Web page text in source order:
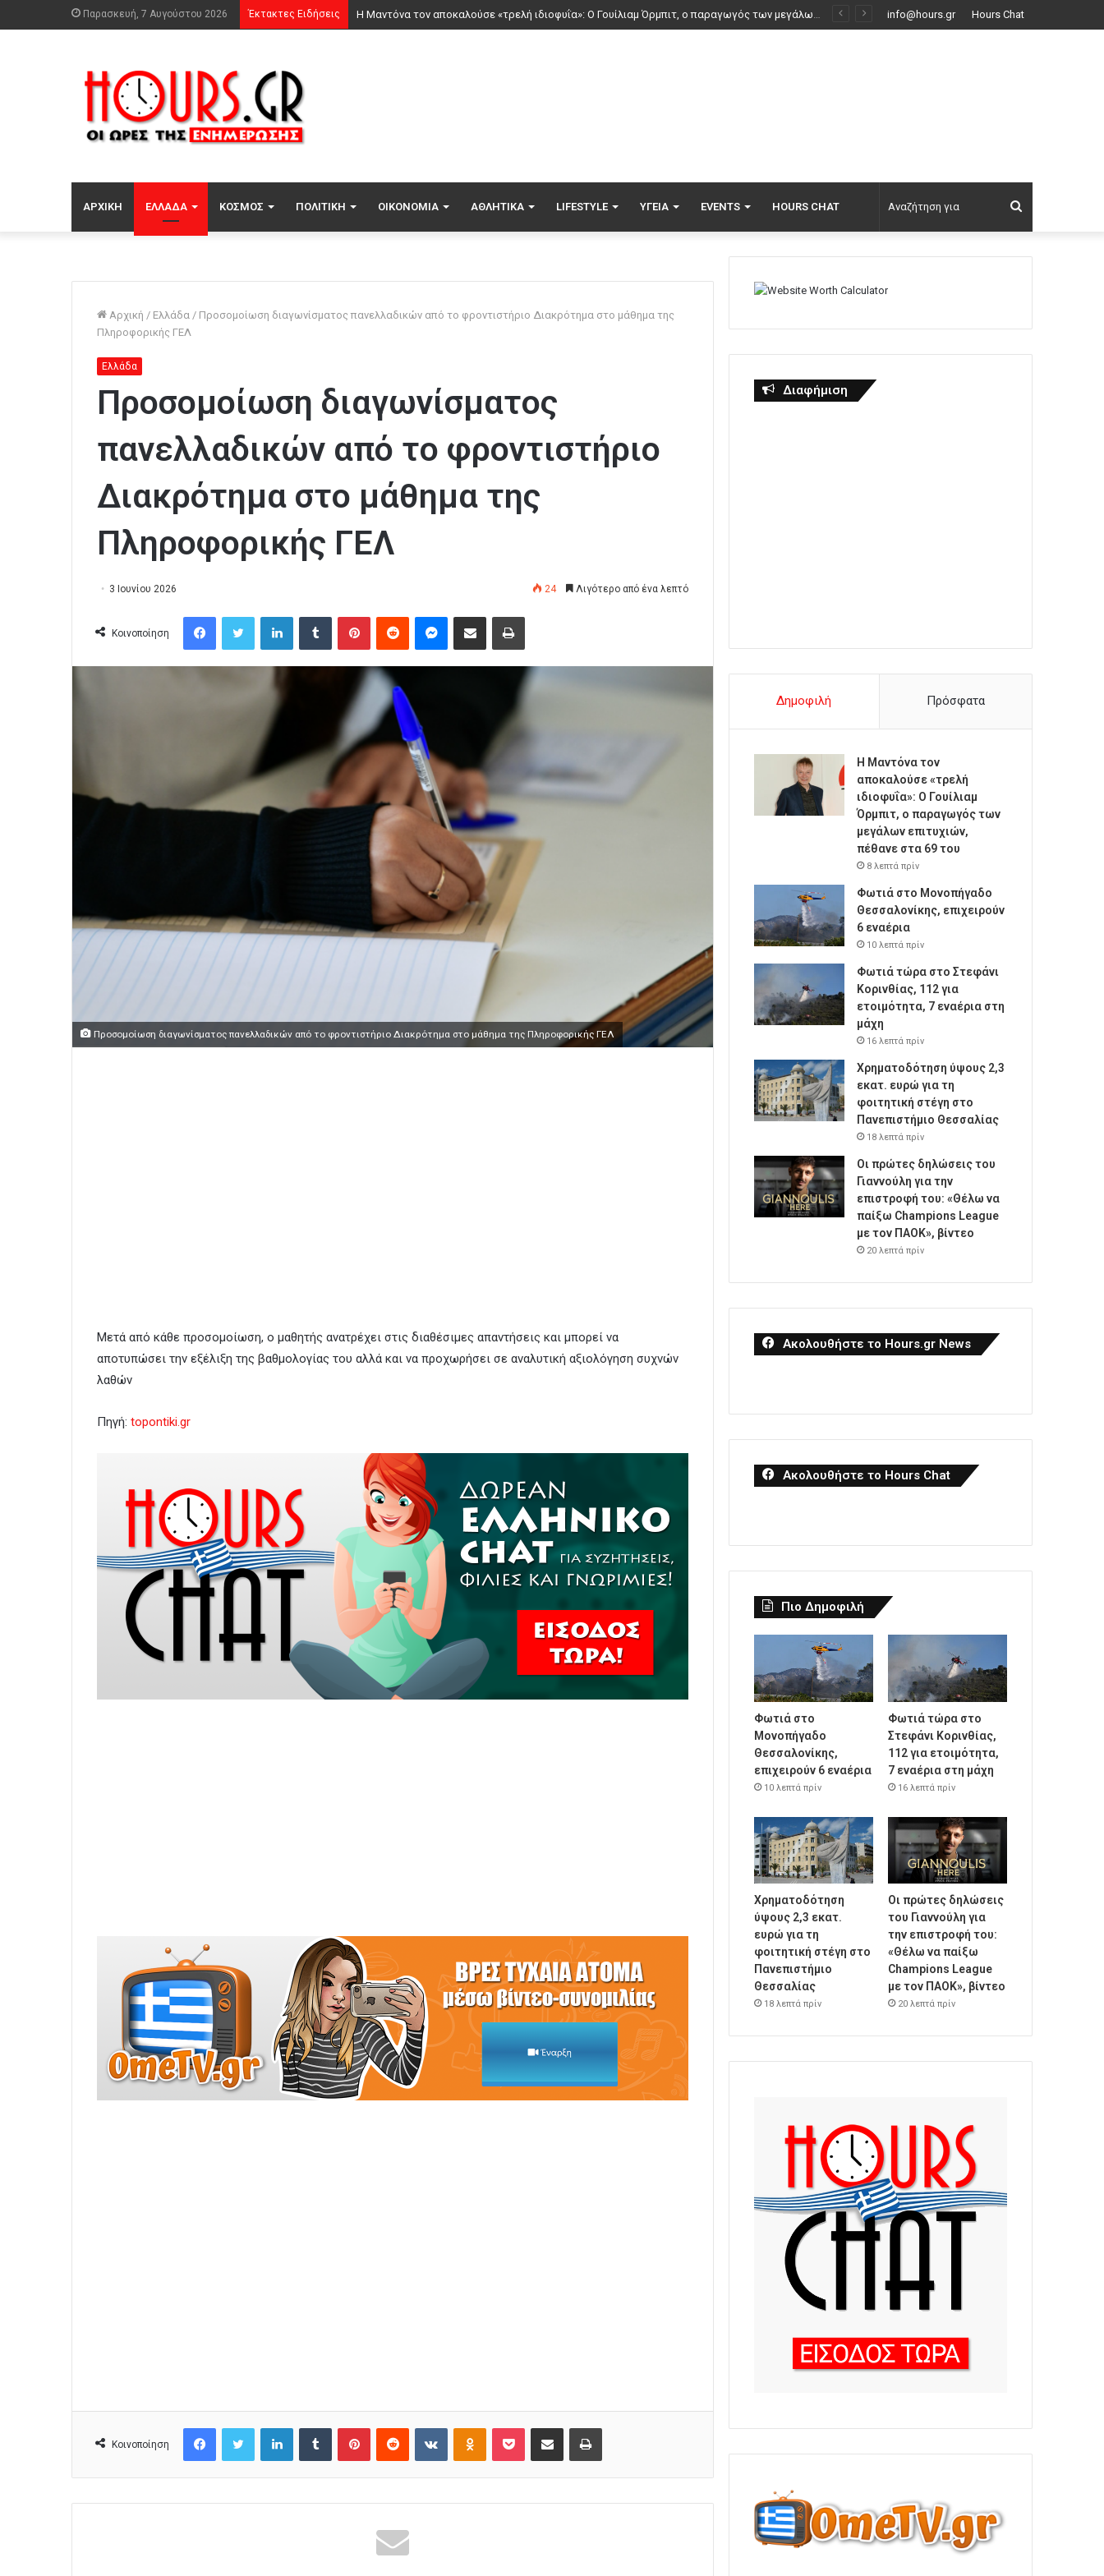
Παρασκευή, 7 Αυγούστου 2026 Έκτακτες Ειδήσεις Φωτιά στο Μονοπήγαδο Θεσσαλονίκης, επιχειρούν 6 εναέρια info@hours.gr Hours Chat
ΑΡΧΙΚΉ ΕΛΛΆΔΑ ΚΌΣΜΟΣ ΠΟΛΙΤΙΚΉ ΟΙΚΟΝΟΜΊΑ ΑΘΛΗΤΙΚΆ LIFESTYLE ΥΓΕΊΑ EVENTS HOURS CHAT
για
Αρχική / Ελλάδα / Προσομοίωση διαγωνίσματος πανελλαδικών από το φροντιστήριο Διακρότημα στο μάθημα της
Πληροφορικής ΓΕΛ
Ελλάδα
Προσομοίωση διαγωνίσματος
πανελλαδικών από το φροντιστήριο
Διακρότημα στο μάθημα της
Πληροφορικής ΓΕΛ
3 Ιουνίου 2026 24 Λιγότερο από ένα λεπτό
Κοινοποίηση
Προσομοίωση διαγωνίσματος πανελλαδικών από το φροντιστήριο Διακρότημα στο μάθημα της Πληροφορικής ΓΕΛ
Μετά από κάθε προσομοίωση, ο μαθητής ανατρέχει στις διαθέσιμες απαντήσεις και μπορεί να
αποτυπώσει την εξέλιξη της βαθμολογίας του αλλά και να προχωρήσει σε αναλυτική αξιολόγηση συχνών
λαθών
Πηγή: topontiki.gr
Κοινοποίηση
Διαφήμιση
Δημοφιλή Πρόσφατα
Η Μαντόνα τον
αποκαλούσε «τρελή
ιδιοφυΐα»: Ο Γουίλιαμ
Όρμπιτ, ο παραγωγός των
μεγάλων επιτυχιών,
πέθανε στα 69 του
8 λεπτά πρίν
Φωτιά στο Μονοπήγαδο
Θεσσαλονίκης, επιχειρούν
6 εναέρια
10 λεπτά πρίν
Φωτιά τώρα στο Στεφάνι
Κορινθίας, 112 για
ετοιμότητα, 7 εναέρια στη
μάχη
16 λεπτά πρίν
Χρηματοδότηση ύψους 2,3
εκατ. ευρώ για τη
φοιτητική στέγη στο
Πανεπιστήμιο Θεσσαλίας
18 λεπτά πρίν
Οι πρώτες δηλώσεις του
Γιαννούλη για την
επιστροφή του: «Θέλω να
παίξω Champions League
με τον ΠΑΟΚ», βίντεο
20 λεπτά πρίν
Ακολουθήστε το Hours.gr News
Ακολουθήστε το Hours Chat
Πιο Δημοφιλή
Φωτιά στο
Μονοπήγαδο
Θεσσαλονίκης,
επιχειρούν 6 εναέρια
10 λεπτά πρίν
Φωτιά τώρα στο
Στεφάνι Κορινθίας,
112 για ετοιμότητα,
7 εναέρια στη μάχη
16 λεπτά πρίν
Χρηματοδότηση
ύψους 2,3 εκατ.
ευρώ για τη
φοιτητική στέγη στο
Πανεπιστήμιο
Θεσσαλίας
18 λεπτά πρίν
Οι πρώτες δηλώσεις
του Γιαννούλη για
την επιστροφή του:
«Θέλω να παίξω
Champions League
με τον ΠΑΟΚ», βίντεο
20 λεπτά πρίν